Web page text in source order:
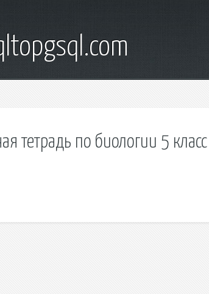
тетрадь по биологии 5